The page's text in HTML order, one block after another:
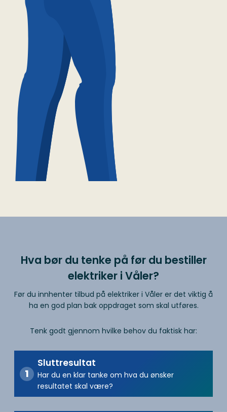
Hva bør du tenke på før du bestiller
elektriker i Våler?
Før du innhenter tilbud på elektriker i Våler er det viktig å
ha en god plan bak oppdraget som skal utføres.
Tenk godt gjennom hvilke behov du faktisk har:
Sluttresultat
Har du en klar tanke om hva du ønsker
resultatet skal være?